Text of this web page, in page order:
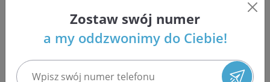
Po co czyścić wtryskiwacze?
Czyszczenie wtryskiwaczy jest ważnym elementem
dbania o sprawność silnika i efektywne spalanie paliwa
w samochodzie. Wtryskiwacze to komponenty
Zostaw swój numer
a my oddzwonimy do Ciebie!